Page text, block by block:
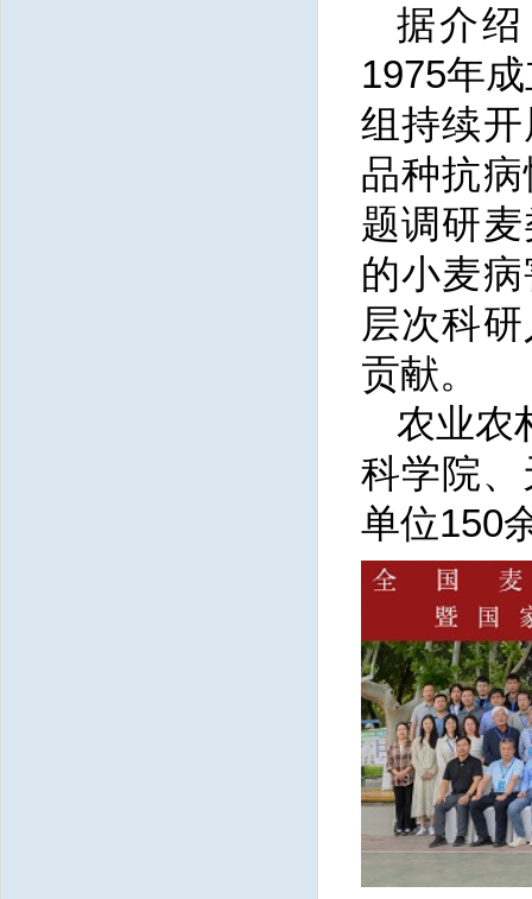
据介
1975年
组持续
品种抗
题调研
的小麦
层次科
贡献。
农业农
科学院
单位150